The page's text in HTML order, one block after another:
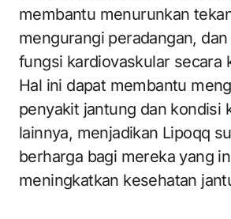
membantu menurunkan
mengurangi peradangan,
fungsi kardiovaskular secara
Hal ini dapat membantu
penyakit jantung dan kondisi
lainnya, menjadikan Lipoqq
berharga bagi mereka yang
meningkatkan kesehatan